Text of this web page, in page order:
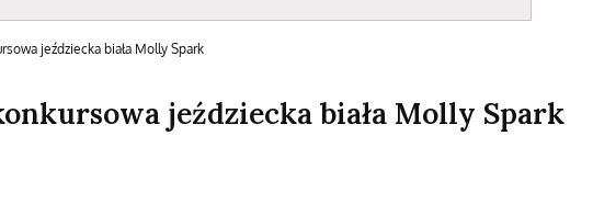
jeździecka biała Molly Spark
jeździecka biała Molly Spark